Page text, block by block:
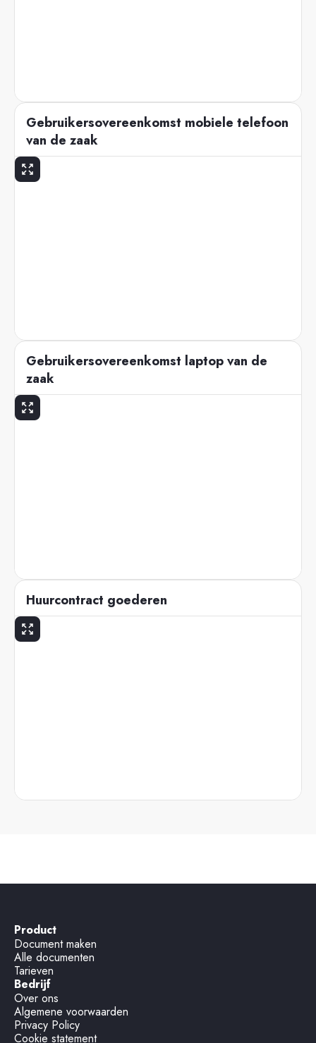
Gebruikersovereenkomst mobiele telefoon
van de zaak
Gebruikersovereenkomst laptop van de
zaak
Huurcontract goederen
Product
Document maken
Alle documenten
Tarieven
Bedrijf
Over ons
Algemene voorwaarden
Privacy Policy
Cookie statement